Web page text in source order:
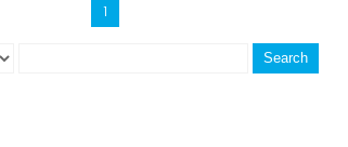
1
Search